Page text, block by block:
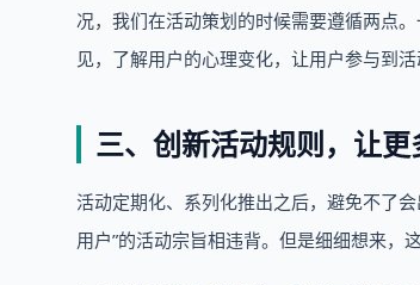
况，我们在活动策划的时候需要遵循两点
见，了解用户的心理变化，让用户参与到活
三、创新活动规则，让
活动定期化、系列化推出之后，避免不了
用户”的活动宗旨相违背。但是细细想来，